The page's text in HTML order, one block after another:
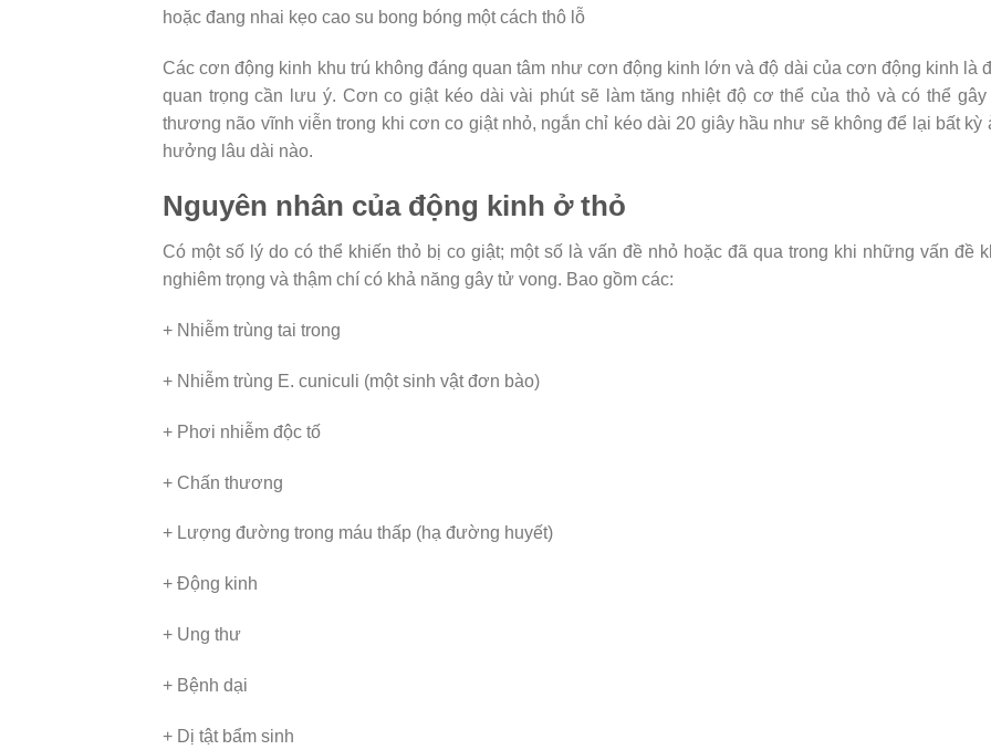
hoặc đang nhai kẹo cao su bong bóng một cách thô lỗ
Các cơn động kinh khu trú không đáng quan tâm như cơn động kinh lớn và độ dài của cơn động kinh là
quan trọng cần lưu ý. Cơn co giật kéo dài vài phút sẽ làm tăng nhiệt độ cơ thể của thỏ và có thể gây
thương não vĩnh viễn trong khi cơn co giật nhỏ, ngắn chỉ kéo dài 20 giây hầu như sẽ không để lại bất kỳ
hưởng lâu dài nào.
Nguyên nhân của động kinh ở thỏ
Có một số lý do có thể khiến thỏ bị co giật; một số là vấn đề nhỏ hoặc đã qua trong khi những vấn đề
nghiêm trọng và thậm chí có khả năng gây tử vong. Bao gồm các:
+ Nhiễm trùng tai trong
+ Nhiễm trùng E. cuniculi (một sinh vật đơn bào)
+ Phơi nhiễm độc tố
+ Chấn thương
+ Lượng đường trong máu thấp (hạ đường huyết)
+ Động kinh
+ Ung thư
+ Bệnh dại
+ Dị tật bẩm sinh